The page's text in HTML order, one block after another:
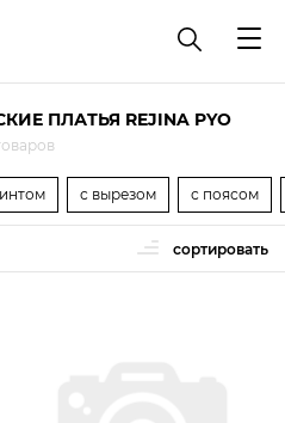
ПЛАТЬЯ REJINA PYO
с вырезом с поясом
сортировать